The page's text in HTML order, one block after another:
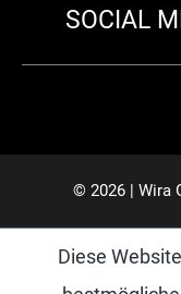
SOCIAL
© 2026 | Wira
Diese